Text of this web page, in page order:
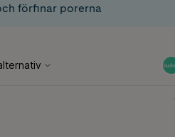
förfinar porerna